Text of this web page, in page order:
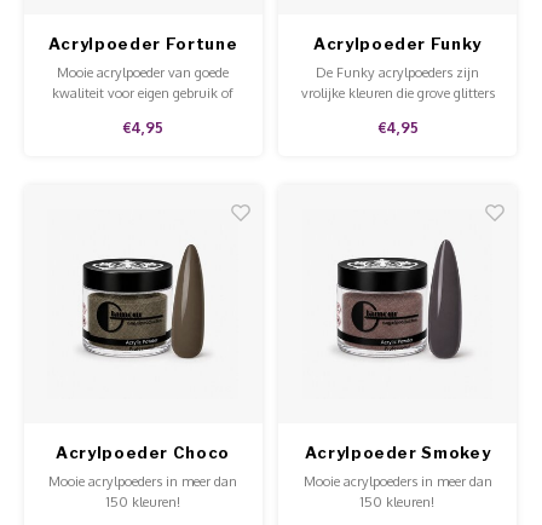
Acrylpoeder Fortune
Mooie acrylpoeder van goede
kwaliteit voor eigen gebruik of
€4,95
Acrylpoeder Funky
Opera
De Funky acrylpoeders zijn
vrolijke kleuren die grove glitters
verkrijgbaar in 5 en 15 gram.
€4,95
Acrylpoeder Choco
CoCo
Mooie acrylpoeders in meer dan
150 kleuren!
Acrylpoeder Smokey
Storm
Mooie acrylpoeders in meer dan
150 kleuren!